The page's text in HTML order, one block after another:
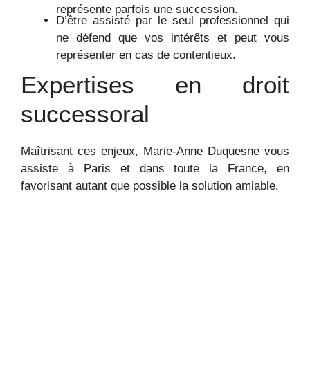
représente parfois une succession.
D’être assisté par le seul professionnel qui
ne défend que vos intérêts et peut vous
représenter en cas de contentieux.
Expertises en droit
successoral
Maîtrisant ces enjeux, Marie-Anne Duquesne vous
assiste à Paris et dans toute la France, en
favorisant autant que possible la solution amiable.